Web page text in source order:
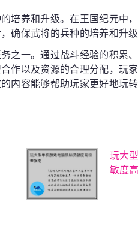
培养和升级。在王国纪元中
确保武将的兵种的培养和升
之一。通过战斗经验的积累
作以及资源的合理分配，玩
内容能够帮助玩家更好地玩
玩大
敏度